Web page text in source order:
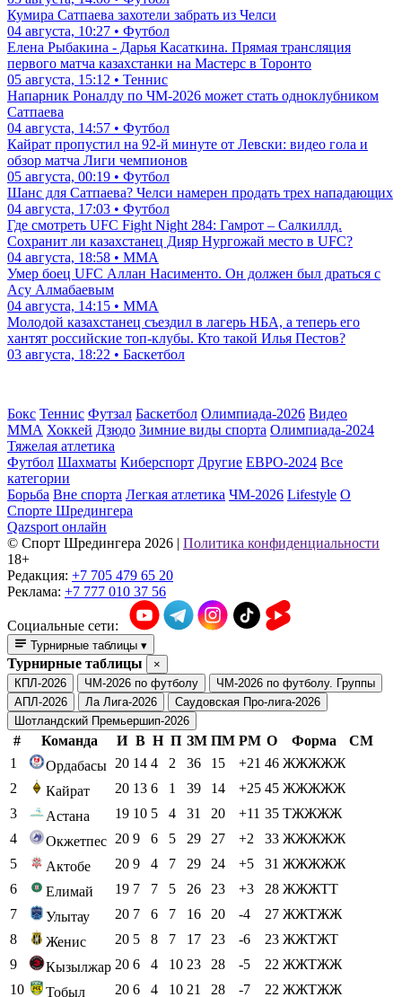
Кумира Сатпаева захотели забрать из Челси
04 августа, 10:27 • Футбол
Елена Рыбакина - Дарья Касаткина. Прямая трансляция
первого матча казахстанки на Мастерс в Торонто
05 августа, 15:12 • Теннис
Напарник Роналду по ЧМ-2026 может стать одноклубником
Сатпаева
04 августа, 14:57 • Футбол
Кайрат пропустил на 92-й минуте от Левски: видео гола и
обзор матча Лиги чемпионов
05 августа, 00:19 • Футбол
Шанс для Сатпаева? Челси намерен продать трех нападающих
04 августа, 17:03 • Футбол
Где смотреть UFC Fight Night 284: Гамрот – Салкиллд.
Сохранит ли казахстанец Дияр Нургожай место в UFC?
04 августа, 18:58 • ММА
Умер боец UFC Аллан Насименто. Он должен был драться с
Асу Алмабаевым
04 августа, 14:15 • ММА
Молодой казахстанец съездил в лагерь НБА, а теперь его
хантят российские топ-клубы. Кто такой Илья Пестов?
03 августа, 18:22 • Баскетбол
Бокс Теннис Футзал Баскетбол Олимпиада-2026 Видео
ММА Хоккей Дзюдо Зимние виды спорта Олимпиада-2024
Тяжелая атлетика
Футбол Шахматы Киберспорт Другие ЕВРО-2024 Все
категории
Борьба Вне спорта Легкая атлетика ЧМ-2026 Lifestyle О
Спорте Шредингера
Qazsport онлайн
© Cпорт Шредингера 2026 | Политика конфиденциальности
18+
Редакция: +7 705 479 65 20
Реклама: +7 777 010 37 56
Социальные сети:
Турнирные таблицы ▾
Турнирные таблицы
×
КПЛ-2026
ЧМ-2026 по футболу
ЧМ-2026 по футболу. Группы
АПЛ-2026
Ла Лига-2026
Саудовская Про-лига-2026
Шотландский Премьершип-2026
# Команда И В Н П ЗМ ПМ РМ О Форма
СМ
1
Ордабасы 20 14 4 2 36 15 +21 46 ЖЖЖЖЖ
2
Кайрат 20 13 6 1 39 14 +25 45 ЖЖЖЖЖ
3
Астана 19 10 5 4 31 20 +11 35 ТЖЖЖЖ
4
Окжетпес 20 9 6 5 29 27 +2 33 ЖЖЖЖЖ
5
Актобе 20 9 4 7 29 24 +5 31 ЖЖЖЖЖ
6
Елимай 19 7 7 5 26 23 +3 28 ЖЖЖТТ
7
Улытау 20 7 6 7 16 20 -4 27 ЖЖТЖЖ
8
Женис 20 5 8 7 17 23 -6 23 ЖЖТЖТ
9
Кызылжар 20 6 4 10 23 28 -5 22 ЖЖТЖЖ
10
Тобыл 20 6 4 10 21 28 -7 22 ЖЖТЖЖ